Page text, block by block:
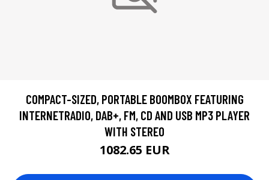
COMPACT-SIZED, PORTABLE BOOMBOX FEATURING
INTERNETRADIO, DAB+, FM, CD AND USB MP3 PLAYER
WITH STEREO
1082.65 EUR